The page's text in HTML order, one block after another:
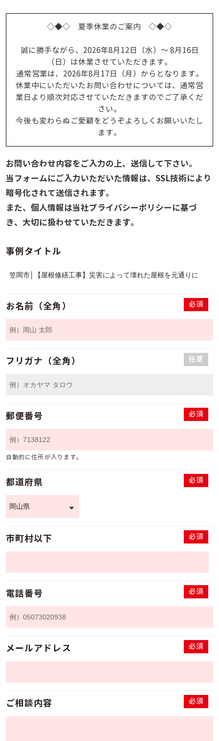
◇◆◇ 夏季休業のご案内 ◇◆◇
誠に勝手ながら、2026年8月12日（水）～ 8月16日
（日）は休業させていただきます。
通常営業は、2026年8月17日（月）からとなります。
休業中にいただいたお問い合わせについては、通常営
業日より順次対応させていただきますのでご了承くだ
さい。
今後も変わらぬご愛顧をどうぞよろしくお願いいたし
ます。
お問い合わせ内容をご入力の上、送信して下さい。
当フォームにご入力いただいた情報は、SSL技術により
暗号化されて送信されます。
また、個人情報は当社プライバシーポリシーに基づ
き、大切に扱わせていただきます。
事例タイトル
お名前（全角） 必須
フリガナ（全角） 任意
郵便番号 必須
自動的に住所が入ります。
都道府県 必須
市町村以下 必須
電話番号 必須
メールアドレス 必須
ご相談内容 必須